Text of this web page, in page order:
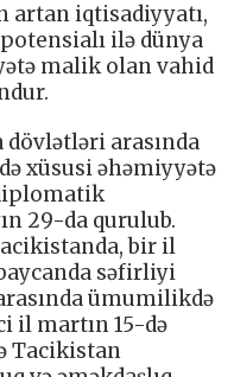
artan iqtisadiyyatı,
ilə dünya
malik olan vahid
dövlətləri arasında
xüsusi əhəmiyyətə
29-da qurulub.
bir il
səfirliyi
ümumilikdə
il martın 15-də
Tacikistan